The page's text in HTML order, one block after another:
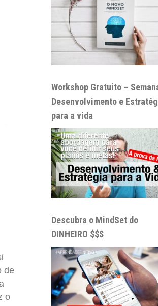
de
o
Workshop Gratuito –
Desenvolvimento e
para a vida
Descubra o MindSet do
DINHEIRO $$$